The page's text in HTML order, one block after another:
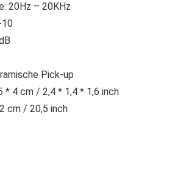
20Hz – 20KHz
10
Pick-up
* 4 cm / 2,4 * 1,4 * 1,6 inch
cm / 20,5 inch